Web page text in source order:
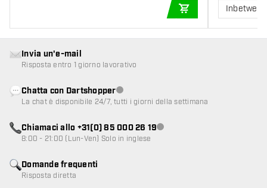
AGGIUNGI AL
Inbetween
Domande frequenti
Risposta diretta
Invia un'e-mail
Risposta entro 1 giorno lavorativo
Chatta con DartshopperServizio clienti non disponibile
La chat è disponibile 24/7, tutti i giorni della settimana
Chiamaci allo +31(0) 85 000 26 19Servizio clienti non disponibile
8:00 - 21:00 (Lun-Ven) Solo in inglese